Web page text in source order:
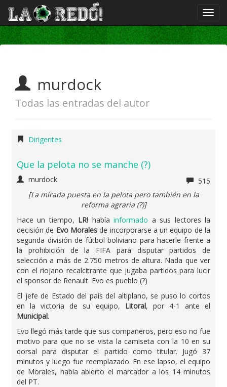
murdock
Todas las entradas del autor
Dirigentes
Que la pelota no se manche (?)
murdock
515
[La mirada puesta en la pelota pero también en la
reforma agraria (?)]
Hace un tiempo, LR! habíainformado a sus lectores la
decisión de Evo Moralesde incorporarse a un equipo de la
segunda división de fútbol boliviano para hacerle frente a
la prohibición de la FIFA para disputar partidos de
selección a más de 2.750 metros de altura. Nada que ver
con el riojano recalcitrante que jugaba partidos para lucir
el sponsor de Renault. Evo es pueblo (?)
El jefe de Estado del país del altiplano, se puso lo cortos
en la victoria de su equipo, Litoral, por 4-1 ante el
Municipal.
Evo llegó más tarde que sus compañeros, pero eso no fue
motivo para que no se vista la camiseta con la 10 en su
dorsal para disputar el partido como titular. Jugó 37
minutos y luego fue reemplazado. En ese lapso, el equipo
de Morales, había abierto el marcador a los 14 minutos
del PT.